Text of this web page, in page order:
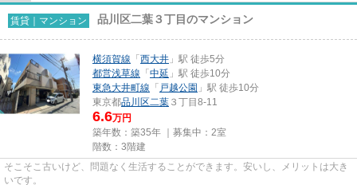
賃貸｜マンション 品川区二葉３丁目のマンション
横須賀線 「 西大井 」駅 徒歩5分
都営浅草線 「 中延 」駅 徒歩10分
東急大井町線 「 戸越公園 」駅 徒歩10分
東京都品川区二葉 ３丁目8-11
6.6万円
築年数：築35年 ｜募集中： 2室
階数：3階建
そこそこ古いけど、問題なく生活することができます。安いし、メリットは大き
いです。